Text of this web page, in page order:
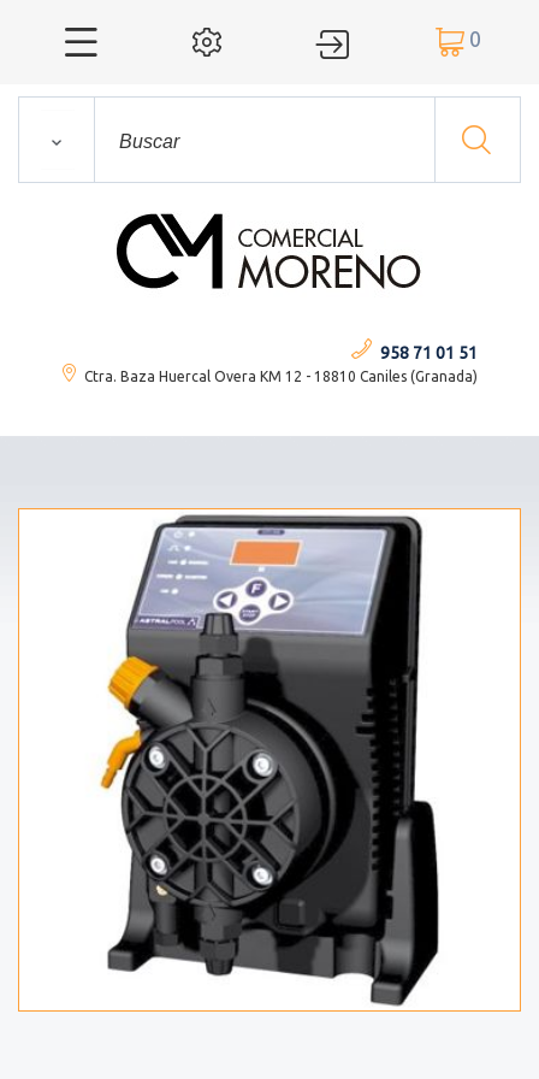
    0
958 71 01 51
Ctra. Baza Huercal Overa KM 12 - 18810 Caniles (Granada)